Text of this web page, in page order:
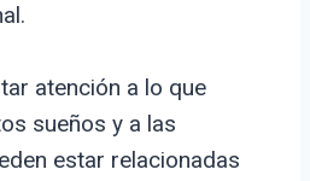
atención a lo que
sueños y a las
estar relacionadas